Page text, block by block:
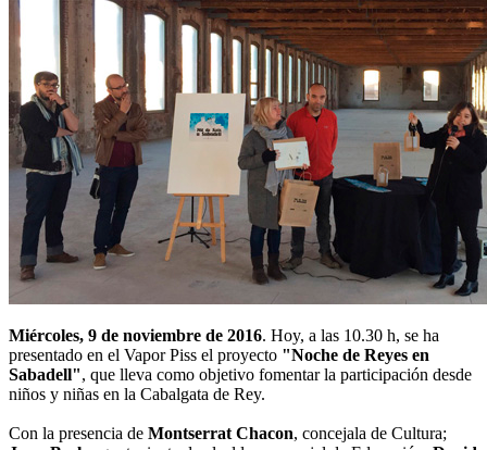
Miércoles, 9 de noviembre de 2016. Hoy, a las 10.30 h, se ha
presentado en el Vapor Piss el proyecto "Noche de Reyes en
Sabadell", que lleva como objetivo fomentar la participación desde
niños y niñas en la Cabalgata de Rey.
Con la presencia de Montserrat Chacon, concejala de Cultura;